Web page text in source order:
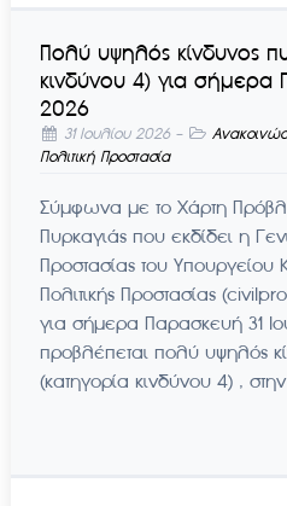
Πολύ υψηλός κίνδυνος
κινδύνου 4) για σήμερα
2026
31 Ιουλίου 2026-
Πολιτική Προστασία
Σύμφωνα με το Χάρτη
Πυρκαγιάς που εκδίδει η
Προστασίας του Υπουργείου
Πολιτικής Προστασίας
για σήμερα Παρασκευή 31
προβλέπεται πολύ υψηλός
(κατηγορία κινδύνου 4) ,